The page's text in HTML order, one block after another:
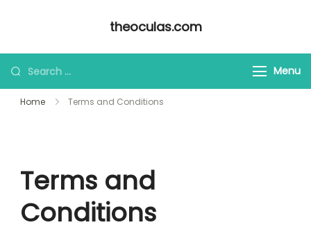
theoculas.com
Looking
for
Something?
Menu
Home Terms and Conditions
Terms and
Conditions